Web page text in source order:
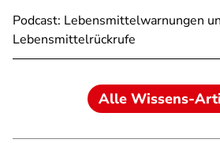
Podcast: Lebensmittelwarnungen
Lebensmittelrückrufe
Alle Wissens-